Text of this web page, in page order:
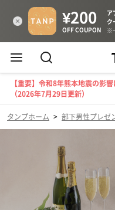
【重要】令和8年熊本地震の影
（2026年7月29日更新）
タンプホーム > 部下男性プレゼ